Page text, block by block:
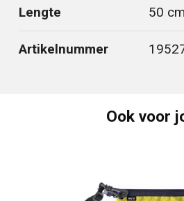
Lengte 50 cm
Artikelnummer
Ook voor